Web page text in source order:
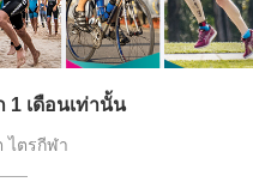
1 เดือนเท่านั้น
ไตรกีฬา